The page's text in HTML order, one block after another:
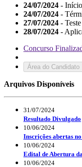
24/07/2024 -
24/07/2024 -
27/07/2024 -
28/07/2024 -
Concurso
Área do Candidato
Arquivos Disponíveis
31/07/2024
Resultado Divulgado
10/06/2024
Inscrições abertas
10/06/2024
Edital de Abertura
10/06/2024